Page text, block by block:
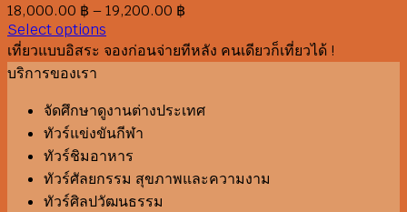
18,000.00 ฿ –19,200.00 ฿
18,000.00 ฿
through
Select options
This
product
multiple
variants.
options
may
เที่ยวแบบอิสระ จองก่อนจ่ายทีหลัง คนเดียวก็เที่ยวได้ !
บริการของเรา
จัดศึกษาดูงานต่างประเทศ
ทัวร์แข่งขันกีฬา
ทัวร์ชิมอาหาร
ทัวร์ศัลยกรรม สุขภาพและความงาม
ทัวร์ศิลปวัฒนธรรม